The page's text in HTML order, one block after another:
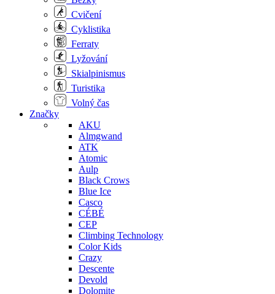
Cvičení
Cyklistika
Ferraty
Lyžování
Skialpinismus
Turistika
Volný čas
Značky
AKU
Almgwand
ATK
Atomic
Aulp
Black Crows
Blue Ice
Casco
CÉBÉ
CEP
Climbing Technology
Color Kids
Crazy
Descente
Devold
Dolomite